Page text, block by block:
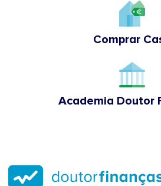
Comprar
Academia Doutor